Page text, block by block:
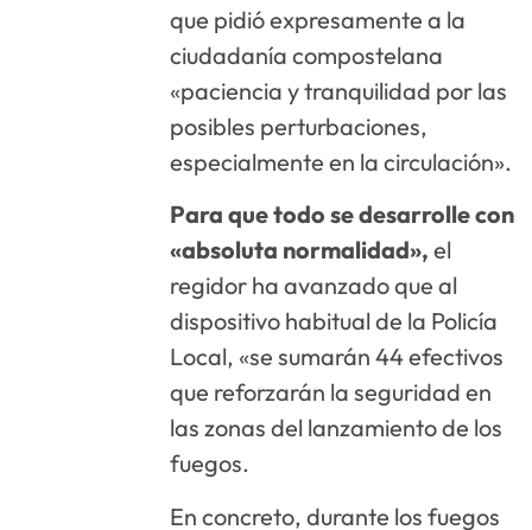
que pidió expresamente a la
ciudadanía compostelana
«paciencia y tranquilidad por las
posibles perturbaciones,
especialmente en la circulación».
Para que todo se desarrolle con
«absoluta normalidad», el
regidor ha avanzado que al
dispositivo habitual de la Policía
Local, «se sumarán 44 efectivos
que reforzarán la seguridad en
las zonas del lanzamiento de los
fuegos.
En concreto, durante los fuegos